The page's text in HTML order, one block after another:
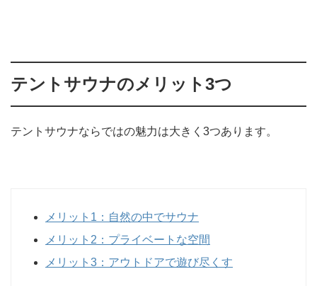
テントサウナのメリット3つ
テントサウナならではの魅力は大きく3つあります。
メリット1：自然の中でサウナ
メリット2：プライベートな空間
メリット3：アウトドアで遊び尽くす